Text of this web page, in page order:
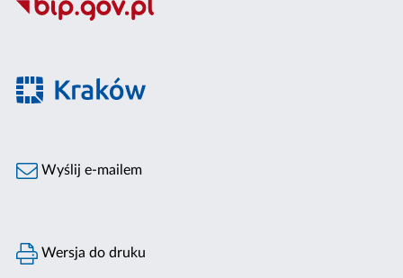
Wyślij e-mailem
Wersja do druku